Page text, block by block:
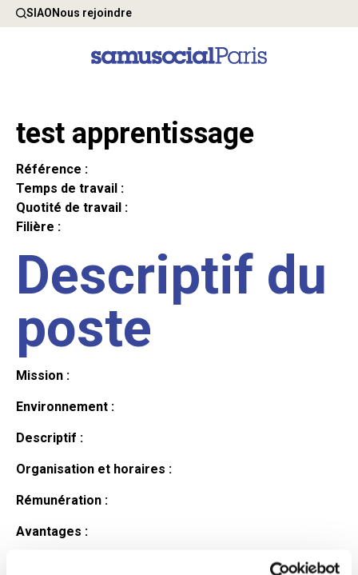
SIAONous rejoindre
test apprentissage
Référence :
Temps de travail :
Quotité de travail :
Filière :
Descriptif du
poste
Mission :
Environnement :
Descriptif :
Organisation et horaires :
Rémunération :
Avantages :